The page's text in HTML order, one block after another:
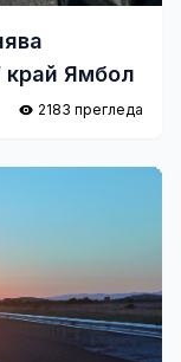
край Ямбол
2183 прегледа